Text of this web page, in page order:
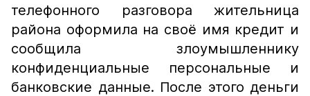
телефонного разговора жительница
района оформила на своё имя кредит и
сообщила злоумышленнику
конфиденциальные персональные и
банковские данные. После этого деньги